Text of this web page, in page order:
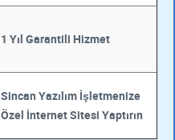
1 Yıl Garantili Hizmet
Sincan Yazılım İşletmenize
Özel İnternet Sitesi Yaptırın